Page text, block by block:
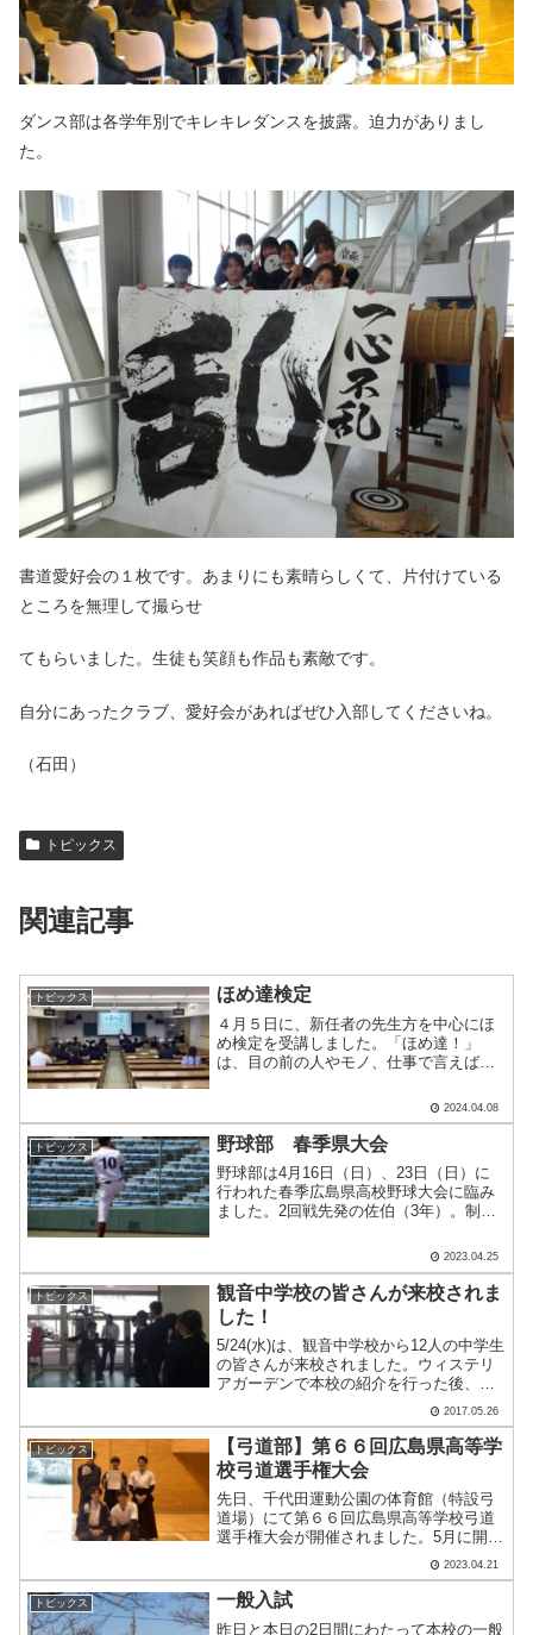
ダンス部は各学年別でキレキレダンスを披露。迫力がありまし
た。
書道愛好会の１枚です。あまりにも素晴らしくて、片付けている
ところを無理して撮らせ
てもらいました。生徒も笑顔も作品も素敵です。
自分にあったクラブ、愛好会があればぜひ入部してくださいね。
（石田）
トピックス
関連記事
トピックス ほめ達検定
４月５日に、新任者の先生方を中心にほ
め検定を受講しました。「ほめ達！」
は、目の前の人やモノ、仕事で言えば商
口で価値を見つけ出す『価値発見の達
人』のことです。本校教職員は、新任の
方を対象に毎年ほめ達検定３級.....
2024.04.08
トピックス 野球部 春季県大会
野球部は4月16日（日）、23日（日）に
行われた春季広島県高校野球大会に臨み
ました。2回戦先発の佐伯（3年）。制球
合いで投球の横山（3年）。1回戦では広
打を打った石田.....
2023.04.25
トピックス
観音中学校の皆さんが来校されま
した！
5/24(水)は、観音中学校から12人の中学生
の皆さんが来校されました。ウィステリ
アガーデンで本校の紹介を行った後、施
設案内を行いました。MSCなどを紹介
し、トレーニングルームに移動です。代
表してこちらの男子生徒に体験してもら
いました！新し.....
2017.05.26
トピックス
【弓道部】第６６回広島県高等学
校弓道選手権大会
先日、千代田運動公園の体育館（特設弓
道場）にて第６６回広島県高等学校弓道
選手権大会が開催されました。5月に開催
されるＧ７広島サミットの関係で県立体
育館が使用できないため、急遽千代田運
動公園の体育館の中に特設で弓道場をつ
くり、全国大会と同じよ.....
2023.04.21
トピックス 一般入試
昨日と本日の2日間にわたって本校の一般